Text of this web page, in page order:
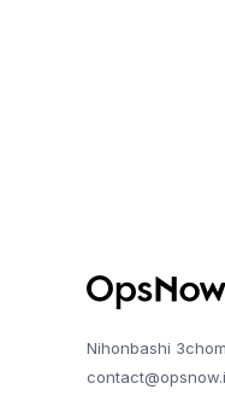
Nihonbashi